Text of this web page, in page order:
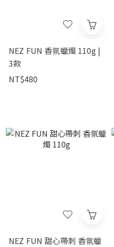
NEZ FUN 香氛蠟燭 110g |
3款
NT$480
NEZ FUN 甜心帶刺 香氛蠟